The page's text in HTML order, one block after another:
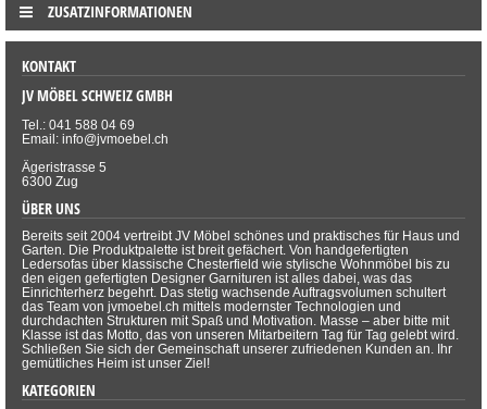
ZUSATZINFORMATIONEN
KONTAKT
JV MÖBEL SCHWEIZ GMBH
Tel.: 041 588 04 69
Email: info@jvmoebel.ch
Ägeristrasse 5
6300 Zug
ÜBER UNS
Bereits seit 2004 vertreibt JV Möbel schönes und praktisches für Haus und
Garten. Die Produktpalette ist breit gefächert. Von handgefertigten
Ledersofas über klassische Chesterfield wie stylische Wohnmöbel bis zu
den eigen gefertigten Designer Garnituren ist alles dabei, was das
Einrichterherz begehrt. Das stetig wachsende Auftragsvolumen schultert
das Team von jvmoebel.ch mittels modernster Technologien und
durchdachten Strukturen mit Spaß und Motivation. Masse – aber bitte mit
Klasse ist das Motto, das von unseren Mitarbeitern Tag für Tag gelebt wird.
Schließen Sie sich der Gemeinschaft unserer zufriedenen Kunden an. Ihr
gemütliches Heim ist unser Ziel!
KATEGORIEN